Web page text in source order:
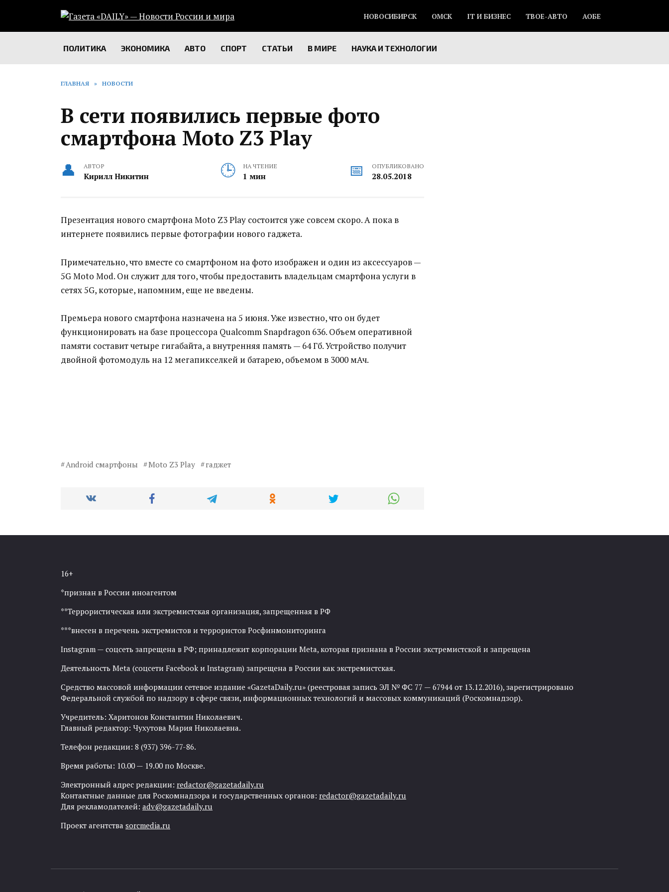
содержанию
НОВОСИБИРСК ОМСК IT И БИЗНЕС ТВОЕ-АВТО АОБЕ
ПОЛИТИКА ЭКОНОМИКА АВТО СПОРТ СТАТЬИ В МИРЕ НАУКА И ТЕХНОЛОГИИ
ГЛАВНАЯ » НОВОСТИ
В сети появились первые фото
смартфона Moto Z3 Play
АВТОР
Кирилл Никитин
НА ЧТЕНИЕ
1 мин
ОПУБЛИКОВАНО
28.05.2018
Презентация нового смартфона Moto Z3 Play состоится уже совсем скоро. А пока в
интернете появились первые фотографии нового гаджета.
Примечательно, что вместе со смартфоном на фото изображен и один из аксессуаров —
5G Moto Mod. Он служит для того, чтобы предоставить владельцам смартфона услуги в
сетях 5G, которые, напомним, еще не введены.
Премьера нового смартфона назначена на 5 июня. Уже известно, что он будет
функционировать на базе процессора Qualcomm Snapdragon 636. Объем оперативной
памяти составит четыре гигабайта, а внутренняя память — 64 Гб. Устройство получит
двойной фотомодуль на 12 мегапикселкей и батарею, объемом в 3000 мАч.
Android смартфоны Moto Z3 Play гаджет
16+
*признан в России иноагентом
**Террористическая или экстремистская организация, запрещенная в РФ
***внесен в перечень экстремистов и террористов Росфинмониторинга
Instagram — соцсеть запрещена в РФ; принадлежит корпорации Meta, которая признана в России экстремистской и запрещена
Деятельность Meta (соцсети Facebook и Instagram) запрещена в России как экстремистская.
Средство массовой информации сетевое издание «GazetaDaily.ru» (реестровая запись ЭЛ № ФС 77 — 67944 от 13.12.2016), зарегистрировано
Федеральной службой по надзору в сфере связи, информационных технологий и массовых коммуникаций (Роскомнадзор).
Учредитель: Харитонов Константин Николаевич.
Главный редактор: Чухутова Мария Николаевна.
Телефон редакции: 8 (937) 396-77-86.
Время работы: 10.00 — 19.00 по Москве.
Электронный адрес редакции: redactor@gazetadaily.ru
Контактные данные для Роскомнадзора и государственных органов: redactor@gazetadaily.ru
Для рекламодателей: adv@gazetadaily.ru
Проект агентства sorcmedia.ru